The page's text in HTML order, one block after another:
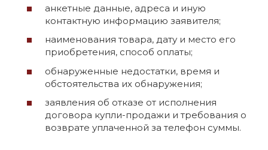
анкетные данные, адреса и иную
контактную информацию заявителя;
наименования товара, дату и место его
приобретения, способ оплаты;
обнаруженные недостатки, время и
обстоятельства их обнаружения;
заявления об отказе от исполнения
договора купли-продажи и требования о
возврате уплаченной за телефон суммы.